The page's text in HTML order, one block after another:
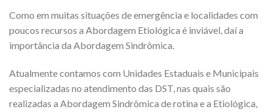
Como em muitas situações de emergência e localidades com
poucos recursos a Abordagem Etiológica é inviável, daí a
importância da Abordagem Sindrômica.
Atualmente contamos com Unidades Estaduais e Municipais
especializadas no atendimento das DST, nas quais são
realizadas a Abordagem Sindrômica de rotina e a Etiológica,